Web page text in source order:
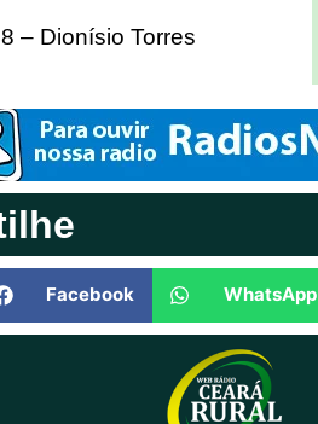
– Dionísio Torres
Facebook WhatsApp